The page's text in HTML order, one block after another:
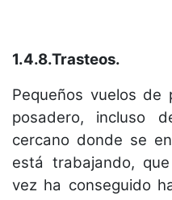
1.4.8.Trasteos.
Pequeños vuelos de
posadero, incluso
cercano donde se
está trabajando,
vez ha conseguido